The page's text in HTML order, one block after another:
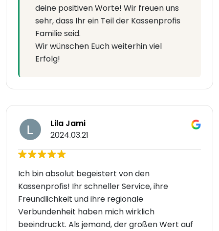
deine positiven Worte! Wir freuen uns
sehr, dass Ihr ein Teil der Kassenprofis
Familie seid.
Wir wünschen Euch weiterhin viel
Erfolg!
Lila Jami
2024.03.21
Ich bin absolut begeistert von den
Kassenprofis! Ihr schneller Service, ihre
Freundlichkeit und ihre regionale
Verbundenheit haben mich wirklich
beeindruckt. Als jemand, der großen Wert auf